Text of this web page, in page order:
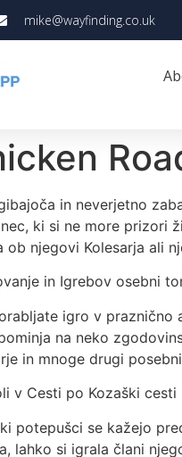
mike@wayfinding.co.uk
in neverjetno
ki si ne more prizori
ob njegovi Kolesarja ali
in Igrebov osebni
igro v praznično
na neko
in mnoge drugi
v Cesti po Kozaški cesti
potepušci se kažejo
lahko si igrala člani